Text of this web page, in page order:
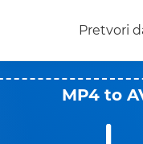
Pretvori
MP4 to